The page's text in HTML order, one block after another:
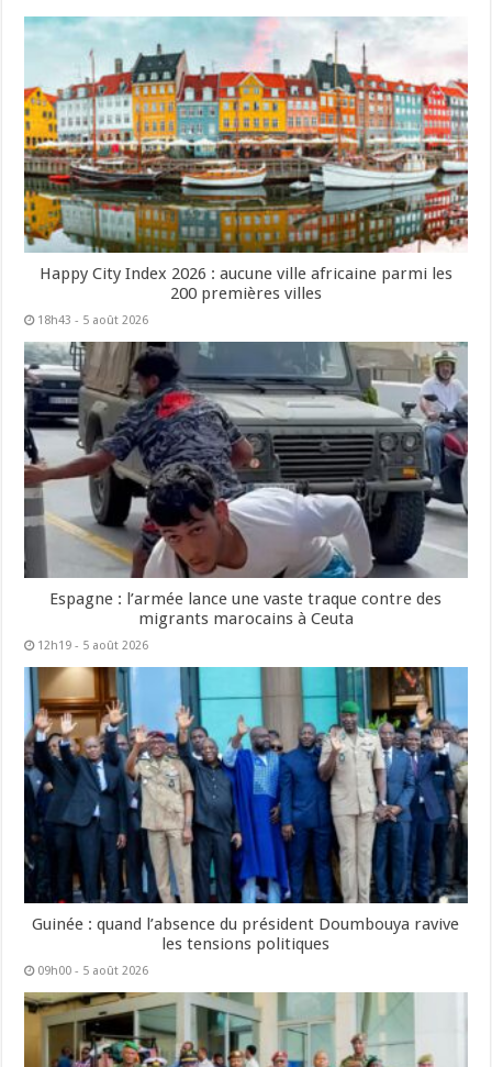
Happy City Index 2026 : aucune ville africaine parmi les
200 premières villes
18h43 - 5 août 2026
Espagne : l’armée lance une vaste traque contre des
migrants marocains à Ceuta
12h19 - 5 août 2026
Guinée : quand l’absence du président Doumbouya ravive
les tensions politiques
09h00 - 5 août 2026